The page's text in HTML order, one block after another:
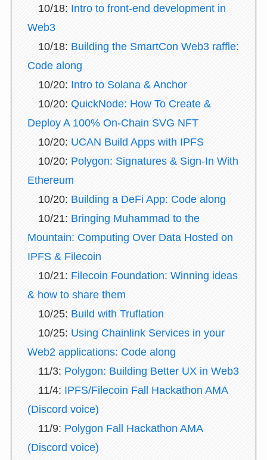
10/18: Intro to front-end development in
Web3
10/18: Building the SmartCon Web3 raffle:
Code along
10/20: Intro to Solana & Anchor
10/20: QuickNode: How To Create &
Deploy A 100% On-Chain SVG NFT
10/20: UCAN Build Apps with IPFS
10/20: Polygon: Signatures & Sign-In With
Ethereum
10/20: Building a DeFi App: Code along
10/21: Bringing Muhammad to the
Mountain: Computing Over Data Hosted on
IPFS & Filecoin
10/21: Filecoin Foundation: Winning ideas
& how to share them
10/25: Build with Truflation
10/25: Using Chainlink Services in your
Web2 applications: Code along
11/3: Polygon: Building Better UX in Web3
11/4: IPFS/Filecoin Fall Hackathon AMA
(Discord voice)
11/9: Polygon Fall Hackathon AMA
(Discord voice)